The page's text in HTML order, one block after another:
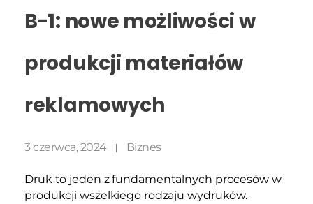
B-1: nowe możliwości w
produkcji materiałów
reklamowych
3 czerwca, 2024 Biznes
Druk to jeden z fundamentalnych procesów w
produkcji wszelkiego rodzaju wydruków.